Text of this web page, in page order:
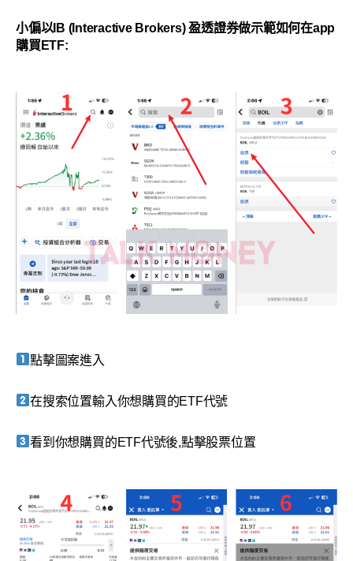
小偏以IB (Interactive Brokers) 盈透證券做示範如何在app
購買ETF:
點擊圖案進入
在搜索位置輸入你想購買的ETF代號
看到你想購買的ETF代號後,點擊股票位置